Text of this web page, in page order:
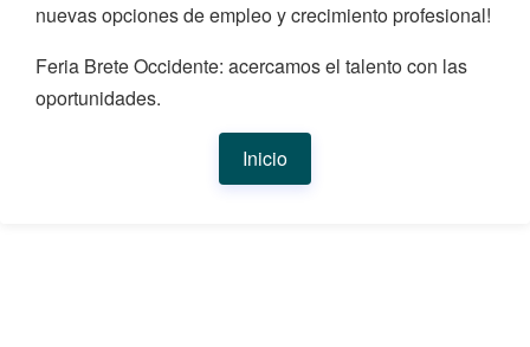
nuevas opciones de empleo y crecimiento profesional!
Feria Brete Occidente: acercamos el talento con las
oportunidades.
Inicio